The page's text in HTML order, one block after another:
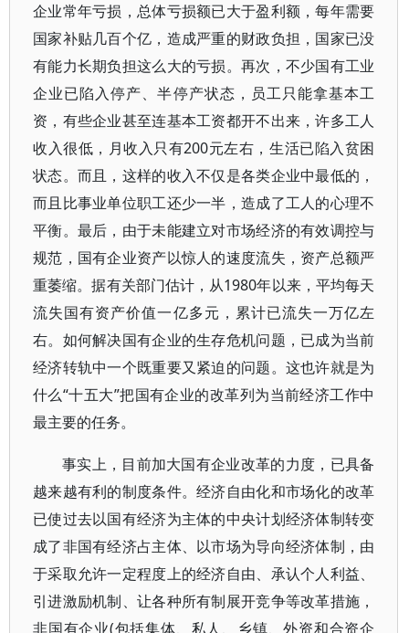
企业常年亏损，总体亏损额已大于盈利额，每年需要
国家补贴几百个亿，造成严重的财政负担，国家已没
有能力长期负担这么大的亏损。再次，不少国有工业
企业已陷入停产、半停产状态，员工只能拿基本工
资，有些企业甚至连基本工资都开不出来，许多工人
收入很低，月收入只有200元左右，生活已陷入贫困
状态。而且，这样的收入不仅是各类企业中最低的，
而且比事业单位职工还少一半，造成了工人的心理不
平衡。最后，由于未能建立对市场经济的有效调控与
规范，国有企业资产以惊人的速度流失，资产总额严
重萎缩。据有关部门估计，从1980年以来，平均每天
流失国有资产价值一亿多元，累计已流失一万亿左
右。如何解决国有企业的生存危机问题，已成为当前
经济转轨中一个既重要又紧迫的问题。这也许就是为
什么“十五大”把国有企业的改革列为当前经济工作中
最主要的任务。
事实上，目前加大国有企业改革的力度，已具备
越来越有利的制度条件。经济自由化和市场化的改革
已使过去以国有经济为主体的中央计划经济体制转变
成了非国有经济占主体、以市场为导向经济体制，由
于采取允许一定程度上的经济自由、承认个人利益、
引进激励机制、让各种所有制展开竞争等改革措施，
非国有企业(包括集体、私人、乡镇、外资和合资企